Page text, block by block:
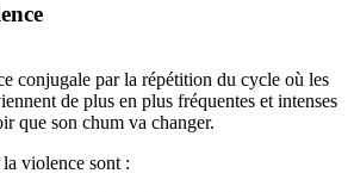
conjugale par la répétition du cycle où les
de plus en plus fréquentes et intenses
que son chum va changer.
violence sont :